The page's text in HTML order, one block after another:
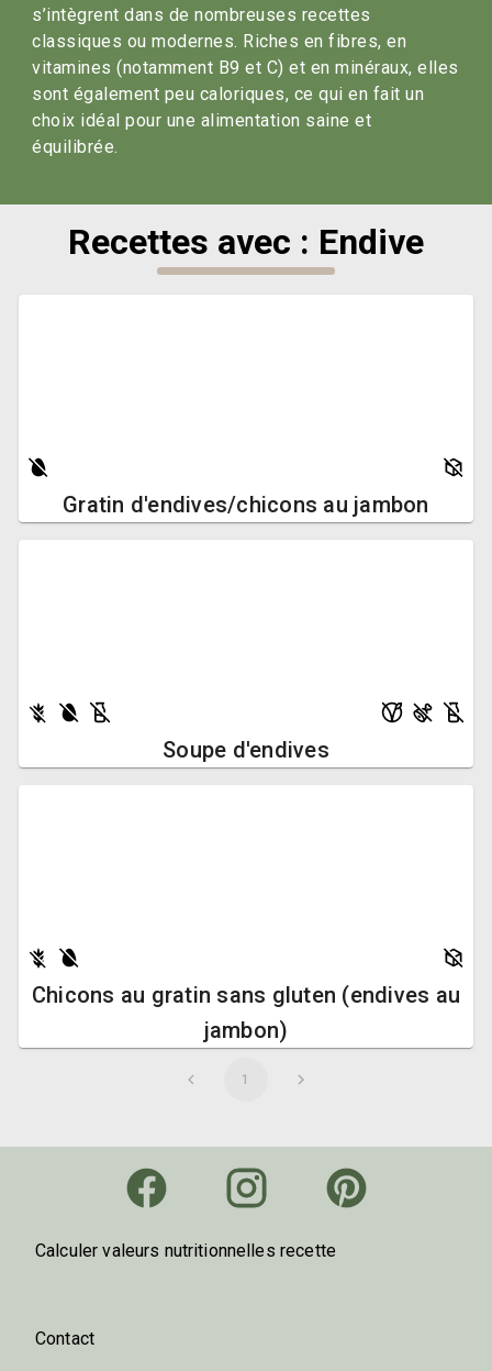
s’intègrent dans de nombreuses recettes
classiques ou modernes. Riches en fibres, en
vitamines (notamment B9 et C) et en minéraux, elles
sont également peu caloriques, ce qui en fait un
choix idéal pour une alimentation saine et
équilibrée.
Recettes avec : Endive
Gratin d'endives/chicons au jambon
Soupe d'endives
Chicons au gratin sans gluten (endives au
jambon)
1
Calculer valeurs nutritionnelles recette
Contact